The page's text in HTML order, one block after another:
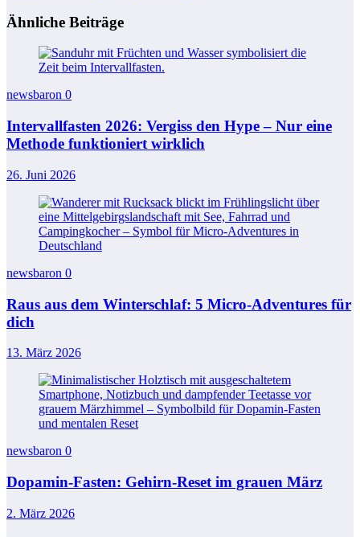
Ähnliche Beiträge
newsbaron 0
Intervallfasten 2026: Vergiss den Hype – Nur eine
Methode funktioniert wirklich
26. Juni 2026
newsbaron 0
Raus aus dem Winterschlaf: 5 Micro-Adventures für
dich
13. März 2026
newsbaron 0
Dopamin-Fasten: Gehirn-Reset im grauen März
2. März 2026